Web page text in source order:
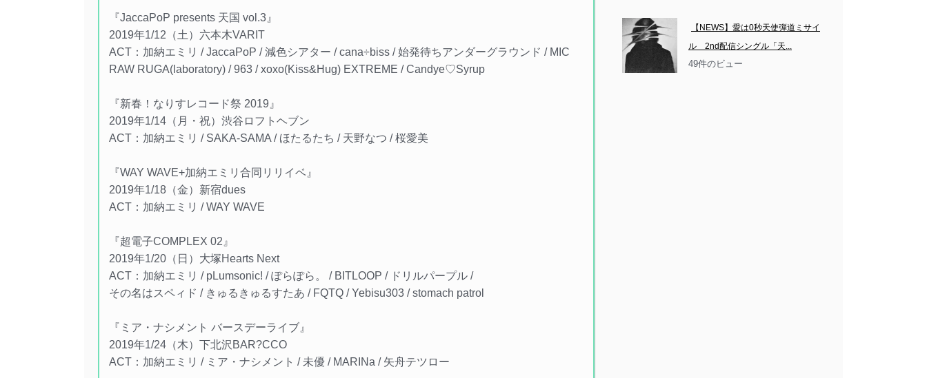
『JaccaPoP presents 天国 vol.3』
2019年1/12（土）六本木VARIT
ACT：加納エミリ / JaccaPoP / 減色シアター / cana÷biss / 始発待ちアンダーグラウンド / MIC
RAW RUGA(laboratory) / 963 / xoxo(Kiss&Hug) EXTREME / Candye♡Syrup
『新春！なりすレコード祭 2019』
2019年1/14（月・祝）渋谷ロフトヘブン
ACT：加納エミリ / SAKA-SAMA / ほたるたち / 天野なつ / 桜愛美
『WAY WAVE+加納エミリ合同リリイベ』
2019年1/18（金）新宿dues
ACT：加納エミリ / WAY WAVE
『超電子COMPLEX 02』
2019年1/20（日）大塚Hearts Next
ACT：加納エミリ / pLumsonic! / ぽらぽら。 / BITLOOP / ドリルパープル /
その名はスペィド / きゅるきゅるすたあ / FQTQ / Yebisu303 / stomach patrol
『ミア・ナシメント バースデーライブ』
2019年1/24（木）下北沢BAR?CCO
ACT：加納エミリ / ミア・ナシメント / 未優 / MARINa / 矢舟テツロー
【NEWS】愛は0秒天使弾道ミサイ
ル　2nd配信シングル「天...
49件のビュー